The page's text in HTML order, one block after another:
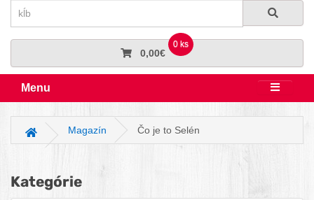
Hľadať
0 ks
0,00€
Menu
Hlavná stránka
Magazín Čo je to Selén
Kategórie